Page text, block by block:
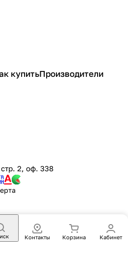
Контакты Корзина Кабинет
купитьПроизводители
2, оф. 338